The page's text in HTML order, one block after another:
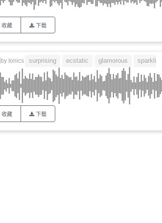
收藏 下载
by Ionics surprising ecstatic glamorous sparkling
收藏 下载